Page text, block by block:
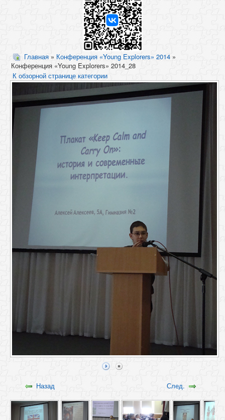
Главная » Конференция «Young Explorers» 2014 »
Конференция «Young Explorers» 2014_28
К обзорной странице категории
Назад След.